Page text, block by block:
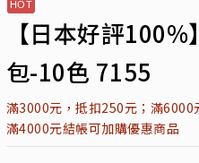
【日本好評
包-10色 7155
滿3000元，抵扣250元；滿6000
滿4000元結帳可加購優惠商品